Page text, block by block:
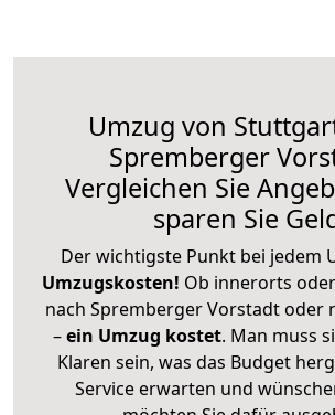
Umzug von
Spremberger
Vergleichen Sie
sparen Sie
Der wichtigste Punkt bei jedem
Umzugskosten! Ob innerorts
nach Spremberger Vorstadt oder
–ein Umzug kostet. Man muss
Klaren sein, was das Budget
Service erwarten und